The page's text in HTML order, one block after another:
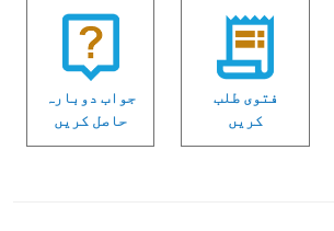
فتوی طلب
کریں
جواب دوبارہ
حاصل کریں